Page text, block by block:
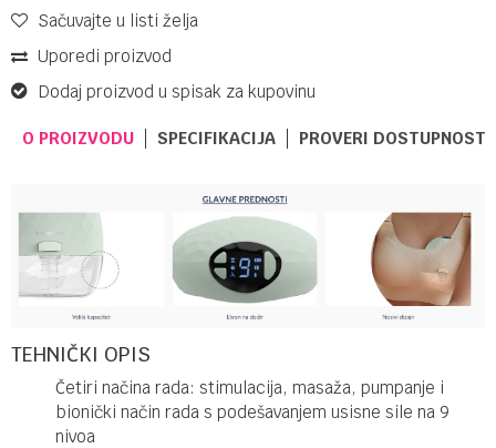
Sačuvajte u listi želja
Uporedi proizvod
Dodaj proizvod u spisak za kupovinu
O PROIZVODU SPECIFIKACIJA PROVERI DOSTUPNOST
TEHNIČKI OPIS
Četiri načina rada: stimulacija, masaža, pumpanje i
bionički način rada s podešavanjem usisne sile na 9
nivoa